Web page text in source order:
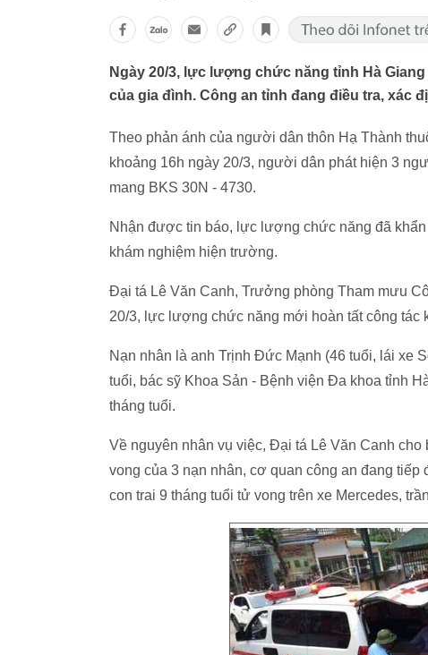
Ngày 20/3, lực lượng chức năng tỉnh Hà
của gia đình. Công an tỉnh đang điều tra, xác
Theo phản ánh của người dân thôn Hạ Thành
khoảng 16h ngày 20/3, người dân phát hiện 3
mang BKS 30N - 4730.
Nhận được tin báo, lực lượng chức năng đã
khám nghiệm hiện trường.
Đại tá Lê Văn Canh, Trưởng phòng Tham mưu
20/3, lực lượng chức năng mới hoàn tất công tác
Nạn nhân là anh Trịnh Đức Mạnh (46 tuổi, lái xe
tuổi, bác sỹ Khoa Sản - Bệnh viện Đa khoa tỉnh
tháng tuổi.
Về nguyên nhân vụ việc, Đại tá Lê Văn Canh
vong của 3 nạn nhân, cơ quan công an đang
con trai 9 tháng tuổi tử vong trên xe Mercedes,